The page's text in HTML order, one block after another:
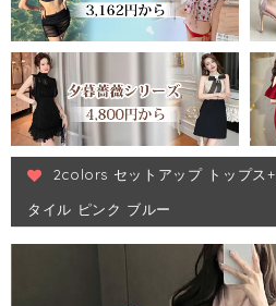
2colors セットアップ トップス
タイル ピンク ブルー